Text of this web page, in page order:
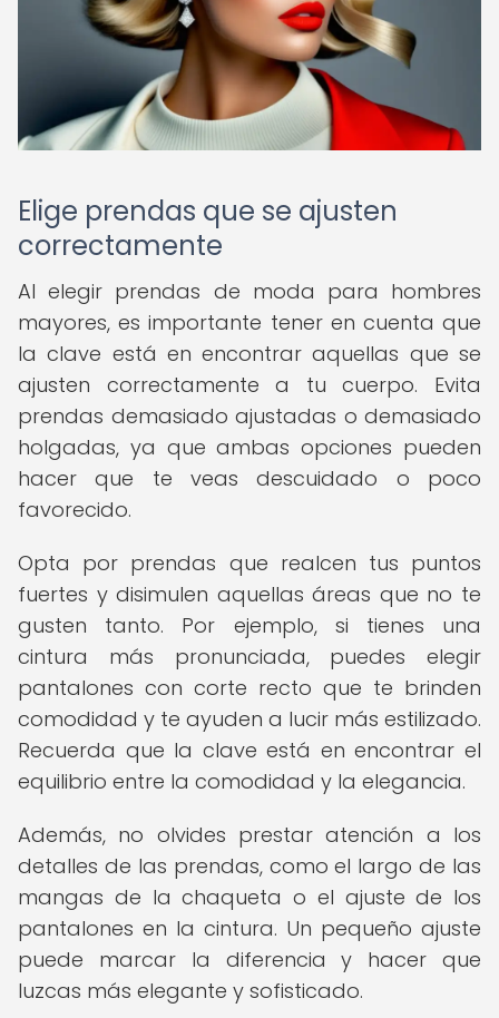
Elige prendas que se ajusten
correctamente
Al elegir prendas de moda para hombres
mayores, es importante tener en cuenta que
la clave está en encontrar aquellas que se
ajusten correctamente a tu cuerpo. Evita
prendas demasiado ajustadas o demasiado
holgadas, ya que ambas opciones pueden
hacer que te veas descuidado o poco
favorecido.
Opta por prendas que realcen tus puntos
fuertes y disimulen aquellas áreas que no te
gusten tanto. Por ejemplo, si tienes una
cintura más pronunciada, puedes elegir
pantalones con corte recto que te brinden
comodidad y te ayuden a lucir más estilizado.
Recuerda que la clave está en encontrar el
equilibrio entre la comodidad y la elegancia.
Además, no olvides prestar atención a los
detalles de las prendas, como el largo de las
mangas de la chaqueta o el ajuste de los
pantalones en la cintura. Un pequeño ajuste
puede marcar la diferencia y hacer que
luzcas más elegante y sofisticado.